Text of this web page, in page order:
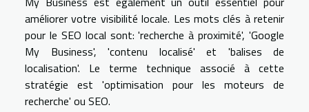
améliorer votre visibilité locale. Les mots clés à retenir
pour le SEO local sont: 'recherche à proximité', 'Google
My Business', 'contenu localisé' et 'balises de
localisation'. Le terme technique associé à cette
stratégie est 'optimisation pour les moteurs de
recherche' ou SEO.